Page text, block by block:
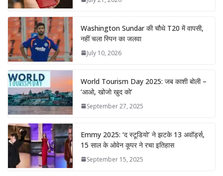
Washington Sundar की चौथे T20 में वापसी,
नहीं चला स्पिन का जलवा
July 10, 2026
World Tourism Day 2025: जब काशी बोली –
‘आओ, खोजो खुद को’
September 27, 2025
Emmy 2025: ‘द स्टूडियो’ ने झटके 13 अवॉर्ड्स,
15 साल के ओवेन कूपर ने रचा इतिहास
September 15, 2025